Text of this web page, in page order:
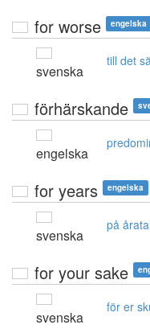
for worse engelska
svenska
till det
förhärskande
engelska
for years engelska
svenska
på åratal
for your sake
svenska
för er